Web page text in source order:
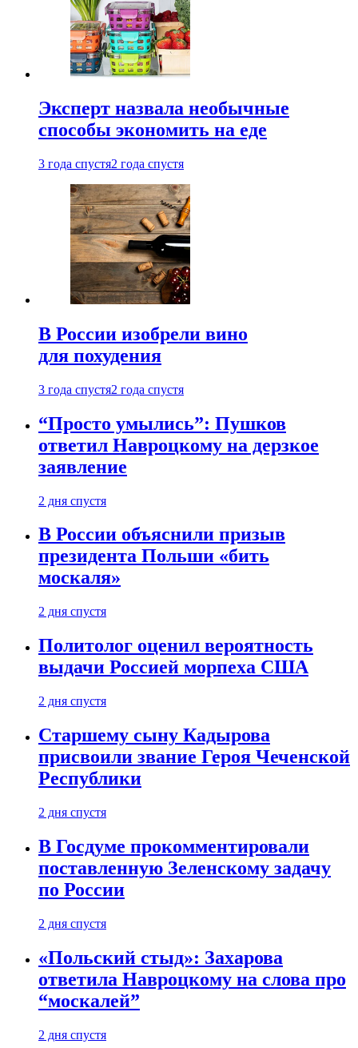
Эксперт назвала необычные
способы экономить на еде
3 года спустя2 года спустя
В России изобрели вино
для похудения
3 года спустя2 года спустя
“Просто умылись”: Пушков
ответил Навроцкому на дерзкое
заявление
2 дня спустя
В России объяснили призыв
президента Польши «бить
москаля»
2 дня спустя
Политолог оценил вероятность
выдачи Россией морпеха США
2 дня спустя
Старшему сыну Кадырова
присвоили звание Героя Чеченской
Республики
2 дня спустя
В Госдуме прокомментировали
поставленную Зеленскому задачу
по России
2 дня спустя
«Польский стыд»: Захарова
ответила Навроцкому на слова про
“москалей”
2 дня спустя